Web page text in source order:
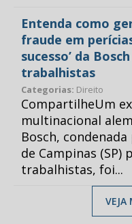
Entenda como
fraude em
sucesso’ da
trabalhistas
Categorias: Direito
CompartilheUm
multinacional
Bosch,
de Campinas
trabalhistas, foi...
VEJA